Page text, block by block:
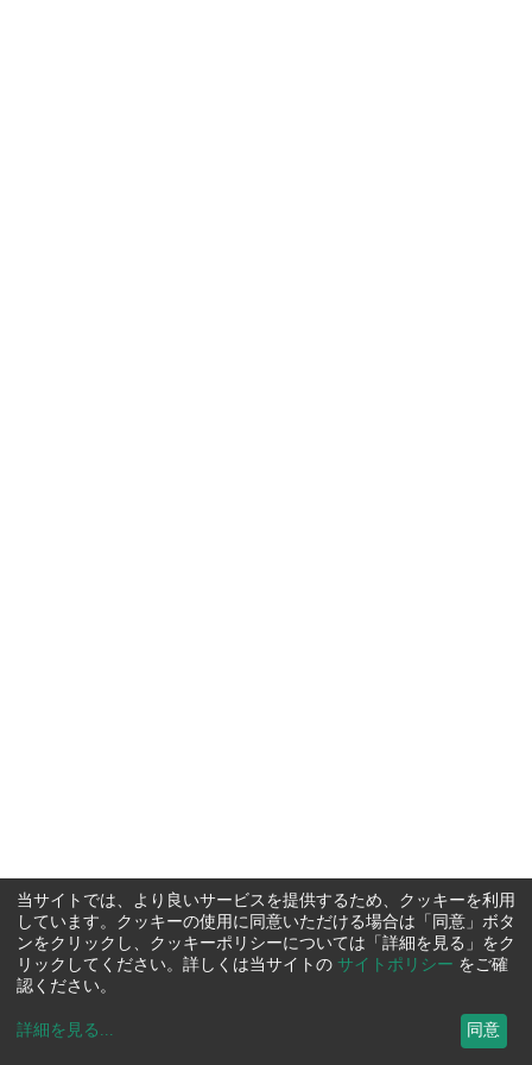
当サイトでは、より良いサービスを提供するため、クッキーを利用
しています。クッキーの使用に同意いただける場合は「同意」ボタ
ンをクリックし、クッキーポリシーについては「詳細を見る」をク
リックしてください。詳しくは当サイトの サイトポリシー をご確
認ください。
詳細を見る ... 同意